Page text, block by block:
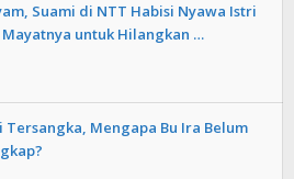
Suami di NTT Habisi Nyawa Istri
Mayatnya untuk Hilangkan …
Tersangka, Mengapa Bu Ira Belum